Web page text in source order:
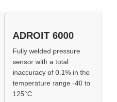
ADROIT 6000
Fully welded pressure
sensor with a total
inaccuracy of 0.1% in the
temperature range -40 to
125°C